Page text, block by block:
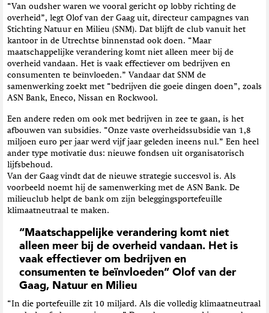
“Van oudsher waren we vooral gericht op lobby richting de
overheid”, legt Olof van der Gaag uit, directeur campagnes van
Stichting Natuur en Milieu (SNM). Dat blijft de club vanuit het
kantoor in de Utrechtse binnenstad ook doen. “Maar
maatschappelijke verandering komt niet alleen meer bij de
overheid vandaan. Het is vaak effectiever om bedrijven en
consumenten te beïnvloeden.” Vandaar dat SNM de
samenwerking zoekt met “bedrijven die goeie dingen doen”, zoals
ASN Bank, Eneco, Nissan en Rockwool.
Een andere reden om ook met bedrijven in zee te gaan, is het
afbouwen van subsidies. “Onze vaste overheidssubsidie van 1,8
miljoen euro per jaar werd vijf jaar geleden ineens nul.” Een heel
ander type motivatie dus: nieuwe fondsen uit organisatorisch
lijfsbehoud.
Van der Gaag vindt dat de nieuwe strategie succesvol is. Als
voorbeeld noemt hij de samenwerking met de ASN Bank. De
milieuclub helpt de bank om zijn beleggingsportefeuille
klimaatneutraal te maken.
“Maatschappelijke verandering komt niet
alleen meer bij de overheid vandaan. Het is
vaak effectiever om bedrijven en
consumenten te beïnvloeden” Olof van der
Gaag, Natuur en Milieu
“In die portefeuille zit 10 miljard. Als die volledig klimaatneutraal